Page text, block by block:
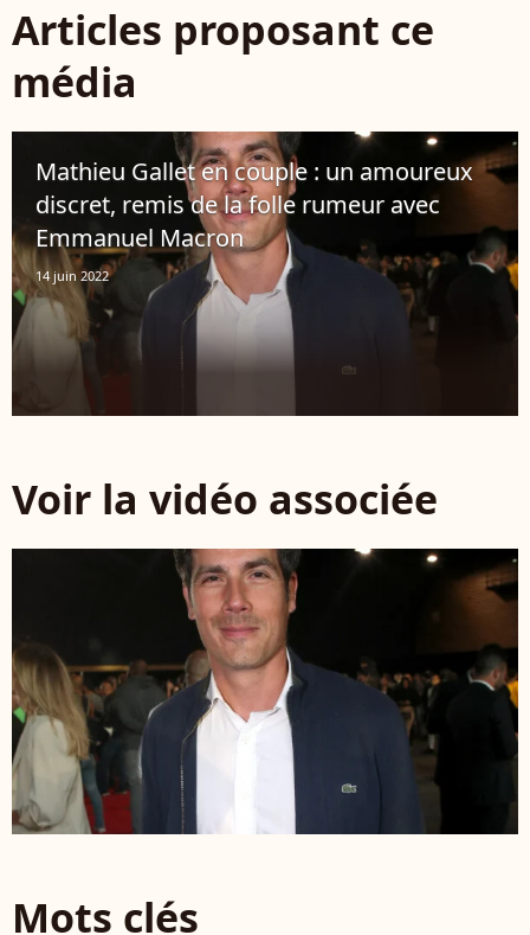
Articles proposant ce
média
Mathieu Gallet en couple : un amoureux
discret, remis de la folle rumeur avec
Emmanuel Macron
14 juin 2022
Voir la vidéo associée
Mots clés